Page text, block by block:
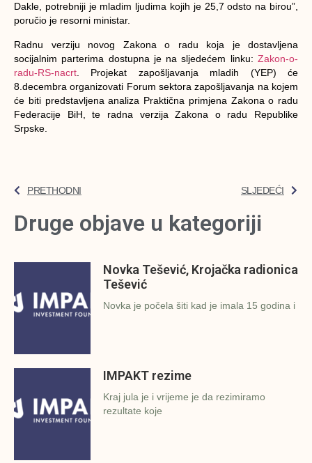
Dakle, potrebniji je mladim ljudima kojih je 25,7 odsto na birou”,
poručio je resorni ministar.
Radnu verziju novog Zakona o radu koja je dostavljena
socijalnim parterima dostupna je na sljedećem linku: Zakon-o-
radu-RS-nacrt . Projekat zapošljavanja mladih (YEP) će
8.decembra organizovati Forum sektora zapošljavanja na kojem
će biti predstavljena analiza Praktična primjena Zakona o radu
Federacije BiH, te radna verzija Zakona o radu Republike
Srpske.
PRETHODNI SLJEDEĆI
Druge objave u kategoriji
Novka Tešević, Krojačka radionica
Tešević
Novka je počela šiti kad je imala 15 godina i
IMPAKT rezime
Kraj jula je i vrijeme je da rezimiramo
rezultate koje